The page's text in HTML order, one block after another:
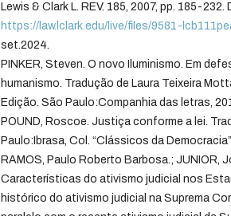
Lewis & Clark L. REV. 185, 2007, pp. 185-232.
https://law.lclark.edu/live/files/9581-
set.2024.
PINKER, Steven. O novo Iluminismo. Em
humanismo. Tradução de Laura Teixeira
Edição. São Paulo:Companhia das letras,
POUND, Roscoe. Justiça conforme a lei.
Paulo:Ibrasa, Col. “Clássicos da
RAMOS, Paulo Roberto Barbosa.; JUNIOR,
Características do ativismo judicial nos
histórico do ativismo judicial na Suprema